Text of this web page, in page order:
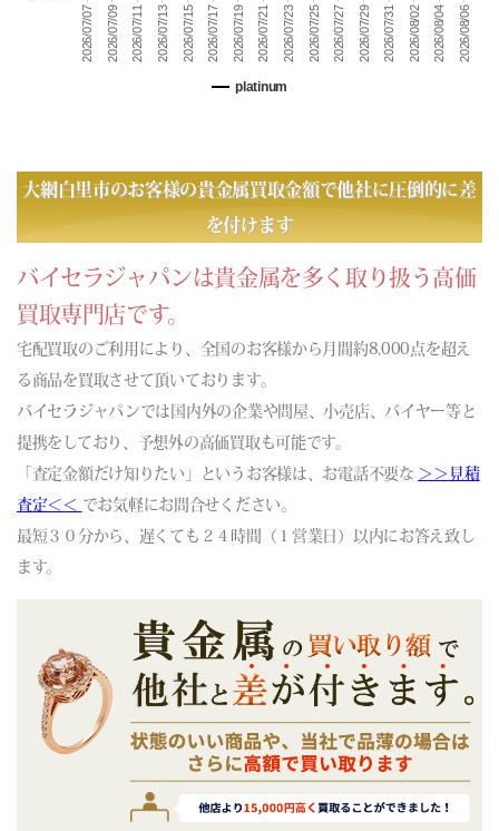
(06/21) 買取相場更新 GOLD(±0)PLATINUM(±0)
(06/20) 買取相場更新 GOLD(±0)PLATINUM(±0)
(06/19) 買取相場更新 GOLD(
-584 )PLATINUM( -371 )
-143)PLATINUM(
(06/15) 買取相場更新 GOLD(+675)PLATINUM(+232 )
(06/14) 買取相場更新 GOLD(±0)PLATINUM(±0)
(06/13) 買取相場更新 GOLD(±0)PLATINUM(±0)
(06/12) 買取相場更新 GOLD(+530)PLATINUM( +359)
(06/10) 買取相場更新 GOLD(
(06/09) 買取相場更新 GOLD(-30)PLATINUM( -118)
(06/08) 買取相場更新 GOLD( -821 )PLATINUM(
(06/07) 買取相場更新 GOLD(±0)PLATINUM(±0)
(06/06) 買取相場更新 GOLD(±0)PLATINUM(±0)
(06/05) 買取相場更新 GOLD(+96)PLATINUM(+117)
(06/04) 買取相場更新 GOLD(-185)PLATINUM(
(06/03) 買取相場更新 GOLD(±0)PLATINUM(±0)
(05/31) 買取相場更新 GOLD(±0)PLATINUM(±0)
(05/30) 買取相場更新 GOLD(±0)PLATINUM(±0)
(05/29) 買取相場更新 GOLD(
+521)PLATINUM( -26)
(05/28) 買取相場更新 GOLD( -634)PLATINUM( -190)
(05/27) 買取相場更新 GOLD(-117 )PLATINUM( +74)
(05/26) 買取相場更新 GOLD(-129)PLATINUM(-39 )
(05/25) 買取相場更新 GOLD(
(05/24) 買取相場更新 GOLD(±0)PLATINUM(±0)
platinum
2026/07/07 2026/07/09 2026/07/11 2026/07/13 2026/07/15 2026/07/17 2026/07/19 2026/07/21 2026/07/23 2026/07/25 2026/07/27 2026/07/29 2026/07/31 2026/08/02 2026/08/04 2026/08/06
大網白里市のお客様の貴金属買取金額で他社に圧倒的に差
を付けます
バイセラジャパンは貴金属を多く取り扱う高価
買取専門店です。
宅配買取のご利用により、全国のお客様から月間約8,000点を超え
る商品を買取させて頂いております。
バイセラジャパンでは国内外の企業や問屋、小売店、バイヤー等と
提携をしており、予想外の高価買取も可能です。
「査定金額だけ知りたい」というお客様は、お電話不要な ＞＞見積
査定＜＜ でお気軽にお問合せください。
最短３０分から、遅くても２４時間（１営業日）以内にお答え致し
ます。